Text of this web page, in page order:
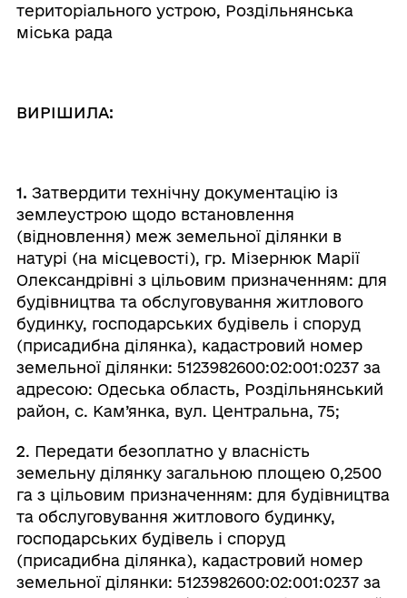
територіального устрою, Роздільнянська
міська рада
ВИРІШИЛА:
1. Затвердити технічну документацію із
землеустрою щодо встановлення
(відновлення) меж земельної ділянки в
натурі (на місцевості), гр. Мізернюк Марії
Олександрівні з цільовим призначенням: для
будівництва та обслуговування житлового
будинку, господарських будівель і споруд
(присадибна ділянка), кадастровий номер
земельної ділянки: 5123982600:02:001:0237 за
адресою: Одеська область, Роздільнянський
район, с. Кам’янка, вул. Центральна, 75;
2. Передати безоплатно у власність
земельну ділянку загальною площею 0,2500
га з цільовим призначенням: для будівництва
та обслуговування житлового будинку,
господарських будівель і споруд
(присадибна ділянка), кадастровий номер
земельної ділянки: 5123982600:02:001:0237 за